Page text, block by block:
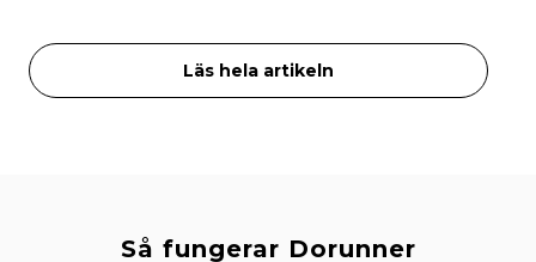
Läs hela artikeln
Så fungerar Dorunner